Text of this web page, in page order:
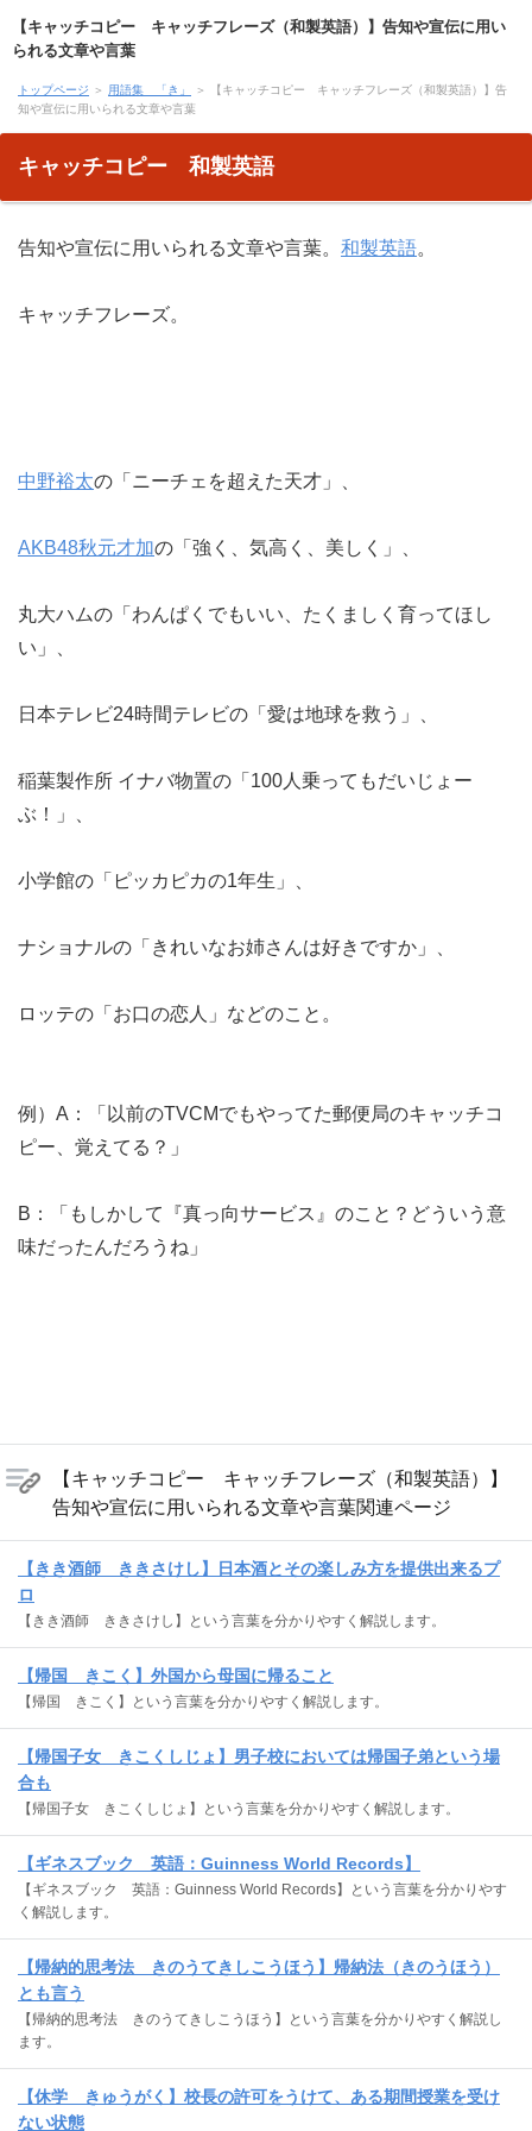
【キャッチコピー キャッチフレーズ（和製英語）】告知や宣伝に用い
られる文章や言葉
トップページ ＞ 用語集 「き」
＞ 【キャッチコピー キャッチフレーズ（和製英語）】告
知や宣伝に用いられる文章や言葉
キャッチコピー 和製英語
告知や宣伝に用いられる文章や言葉。 和製英語。
キャッチフレーズ。
中野裕太の「ニーチェを超えた天才」、
AKB48秋元才加の「強く、気高く、美しく」、
丸大ハムの「わんぱくでもいい、たくましく育ってほし
い」、
日本テレビ24時間テレビの「愛は地球を救う」、
稲葉製作所 イナバ物置の「100人乗ってもだいじょー
ぶ！」、
小学館の「ピッカピカの1年生」、
ナショナルの「きれいなお姉さんは好きですか」、
ロッテの「お口の恋人」などのこと。
例）A：「以前のTVCMでもやってた郵便局のキャッチコ
ピー、覚えてる？」
B：「もしかして『真っ向サービス』のこと？どういう意
味だったんだろうね」
【キャッチコピー キャッチフレーズ（和製英語）】
告知や宣伝に用いられる文章や言葉関連ページ
【きき酒師 ききさけし】日本酒とその楽しみ方を提供出来るプ
ロ
【きき酒師 ききさけし】という言葉を分かりやすく解説します。
【帰国 きこく】外国から母国に帰ること
【帰国 きこく】という言葉を分かりやすく解説します。
【帰国子女 きこくしじょ】男子校においては帰国子弟という場
合も
【帰国子女 きこくしじょ】という言葉を分かりやすく解説します。
【ギネスブック 英語：Guinness World Records】
【ギネスブック 英語：Guinness World Records】という言葉を分かりやす
く解説します。
【帰納的思考法 きのうてきしこうほう】帰納法（きのうほう）
とも言う
【帰納的思考法 きのうてきしこうほう】という言葉を分かりやすく解説し
ます。
【休学 きゅうがく】校長の許可をうけて、ある期間授業を受け
ない状態